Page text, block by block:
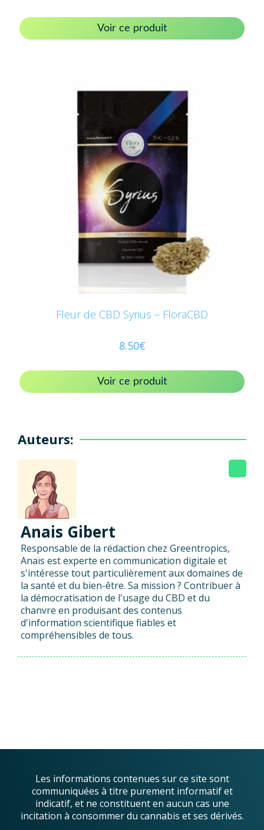
Voir ce produit
Fleur de CBD Syrius – FloraCBD
8.50€
Voir ce produit
Auteurs:
Anais Gibert
Responsable de la rédaction chez Greentropics,
Anaïs est experte en communication digitale et
s'intéresse tout particulièrement aux domaines de
la santé et du bien-être. Sa mission ? Contribuer à
la démocratisation de l'usage du CBD et du
chanvre en produisant des contenus
d'information scientifique fiables et
compréhensibles de tous.
Les informations contenues sur ce site sont
communiquées à titre purement informatif et
indicatif, et ne constituent en aucun cas une
incitation à consommer du cannabis et ses dérivés.